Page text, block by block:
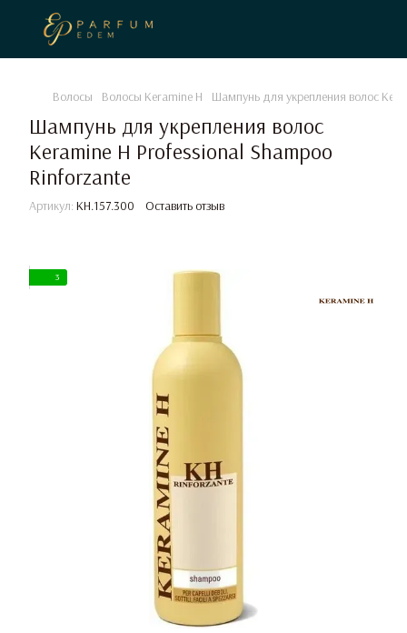
Волосы Волосы Keramine H Шампунь для укрепления волос
Шампунь для укрепления волос
Keramine H Professional Shampoo
Rinforzante
Артикул: KH.157.300 Оставить отзыв
3